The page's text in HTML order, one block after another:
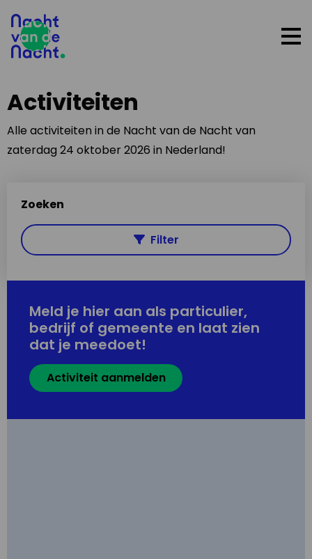
Activiteiten
Alle activiteiten in de Nacht van de Nacht van
zaterdag 24 oktober 2026 in Nederland!
Zoeken
Filter
Meld je hier aan als particulier,
bedrijf of gemeente en laat zien
dat je meedoet!
Activiteit aanmelden